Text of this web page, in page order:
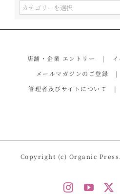
カ
す
店舗・企業 エントリー
メールマガジンのご登録
管理者及びサイトについて
Copyright (c) Organic
Instagram